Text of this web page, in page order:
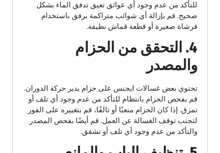
للتأكد من عدم وجود أي عوائق تعيق تدفق الماء بشكل
صحيح. قم بإزالة أي شوائب متراكمة برفق باستخدام
فرشاة صغيرة أو قطعة قماش نظيفة.
4. التحقق من الحزام
والمصدر
تحتوي بعض غسالات ايجنس على حزام يدير حركة الدوران.
قم بفحص الحزام بانتظام للتأكد من عدم وجود أي تلف أو
تمزق. إذا كان الحزام متعبًا أو تالفًا، قم بتغييره على الفور
لتجنب توقف الغسالة عن العمل. قم أيضًا بفحص المصدر
والتأكد من عدم وجود أي تلف أو تشقق.